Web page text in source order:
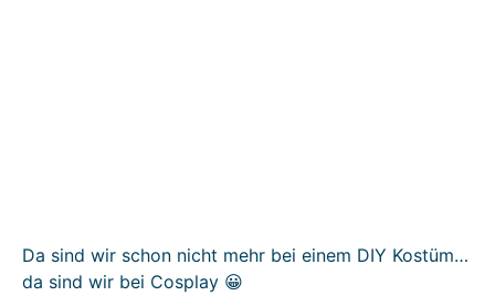
Da sind wir schon nicht mehr bei einem DIY Kostüm…
da sind wir bei Cosplay 😀